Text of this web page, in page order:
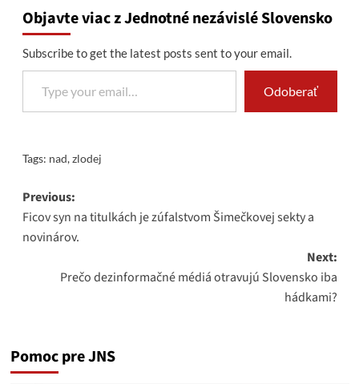
Objavte viac z Jednotné nezávislé Slovensko
Subscribe to get the latest posts sent to your email.
Type your email…
Odoberať
Tags: nad,zlodej
Post
navigation
Previous:
Ficov syn na titulkách je zúfalstvom Šimečkovej sekty a
novinárov.
Next:
Prečo dezinformačné médiá otravujú Slovensko iba
hádkami?
Pomoc pre JNS